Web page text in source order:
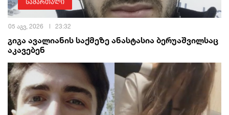
სამართალი
05 აგვ, 2026 23:32
გიგა ავალიანის საქმეზე ანასტასია ბერუაშვილსაც
აკავებენ